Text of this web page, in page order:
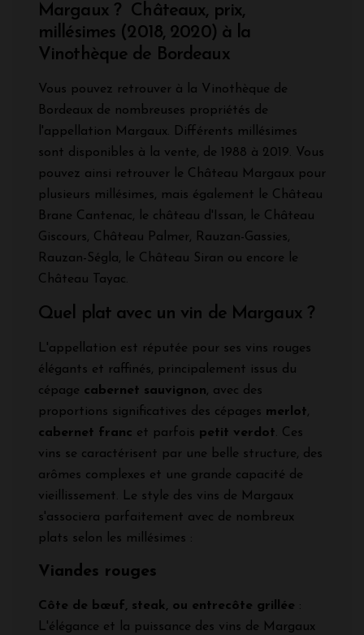
Margaux ? Châteaux, prix,
millésimes (2018, 2020) à la
Vinothèque de Bordeaux
Vous pouvez retrouver à la Vinothèque de
Bordeaux de nombreuses propriétés de
l'appellation Margaux. Différents millésimes
sont disponibles à la vente, de 1988 à 2019. Vous
pouvez ainsi retrouver le Château Margaux pour
plusieurs millésimes, mais également le Château
Brane Cantenac, le château d'Issan, le Château
Giscours, Château Palmer, Rauzan-Gassies,
Rauzan-Ségla, le Château Siran ou encore le
Château Tayac.
Quel plat avec un vin de Margaux ?
L'appellation est réputée pour ses vins rouges
élégants et raffinés, principalement issus du
cépage cabernet sauvignon, avec des
proportions significatives des cépages merlot,
cabernet franc et parfois petit verdot. Ces
vins se caractérisent par une belle structure, des
arômes complexes et une grande capacité de
vieillissement. Le style des vins de Margaux
s'associera parfaitement avec de nombreux
plats selon les millésimes :
Viandes rouges
Côte de bœuf, steak, ou entrecôte grillée :
L'élégance et la puissance des vins de Margaux